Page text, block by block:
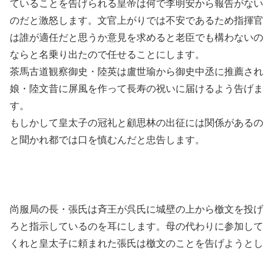
ていることを告げられる皇帝は何で李明安から報告がない
のだと激怒します。文官上がりでは不安であるため指揮官
は誰が適任だと思うか意見を求めると老臣でも構わないの
ならと名乗り出たので任せることにします。
茶馬古道観察御史・陸英は盧世瑜から御史中丞に推薦され
娘・陸文昔に屏風を作って長寿の祝いに届けるよう告げま
す。
もしかして皇太子の冠礼と顧思林の出征には関係があるの
と聞かれ都では口を慎むんだと忠告します。
尚服局の長・張氏は斉王が呉氏に城壁の上から檄文を投げ
ろと指示しているのを耳にします。母の代わりに参加して
くれと皇太子に頼まれた張氏は檄文のことを告げようとし